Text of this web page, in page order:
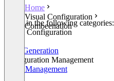
Home
Visual Configuration
Combeenation
Listed in the following categories:
Visual Configuration
Lead Generation
Configuration Management
Order Management